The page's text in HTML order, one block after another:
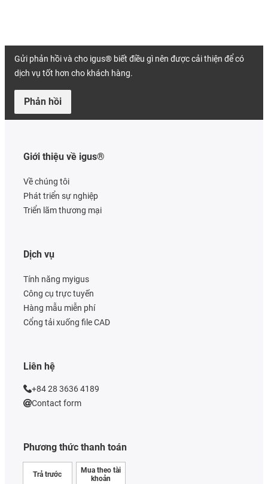
Gửi phản hồi và cho igus® biết điều gì nên được cải thiện để có
dịch vụ tốt hơn cho khách hàng.
Phản hồi
Giới thiệu về igus®
Về chúng tôi
Phát triển sự nghiệp
Triển lãm thương mại
Phương thức thanh toán
Trả trước
Mua theo tài
khoản
Dịch vụ
Tính năng myigus
Công cụ trực tuyến
Hàng mẫu miễn phí
Cổng tải xuống file CAD
Liên hệ
+84 28 3636 4189
Contact form